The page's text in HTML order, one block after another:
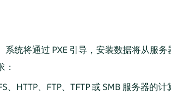
统将通过 PXE 引导，安装数据将从服务
HTTP、FTP、TFTP 或 SMB 服务器的计